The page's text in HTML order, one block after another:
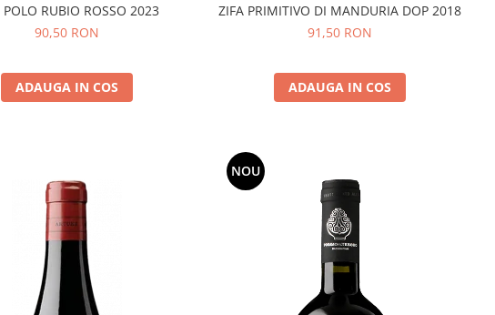
POLO RUBIO ROSSO 2023
90,50 RON
ADAUGA IN COS
ZIFA PRIMITIVO DI MANDURIA DOP 2018
91,50 RON
ADAUGA IN COS
NOU